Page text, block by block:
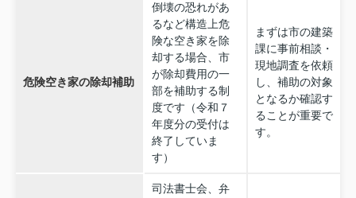
危険空き家の除却補助
倒壊の恐れがあ
るなど構造上危
険な空き家を除
却する場合、市
が除却費用の一
部を補助する制
度です（令和７
年度分の受付は
終了していま
す）
まずは市の建築
課に事前相談・
現地調査を依頼
し、補助の対象
となるか確認す
ることが重要で
す。
司法書士会、弁